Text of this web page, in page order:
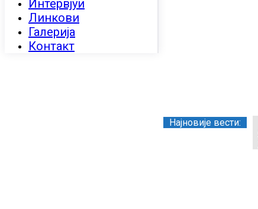
Интервјуи
Линкови
Галерија
Контакт
Најновије вести: